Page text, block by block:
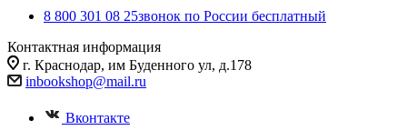
8 800 301 08 25звонок по России бесплатный
Контактная информация
г. Краснодар, им Буденного ул, д.178
inbookshop@mail.ru
Вконтакте